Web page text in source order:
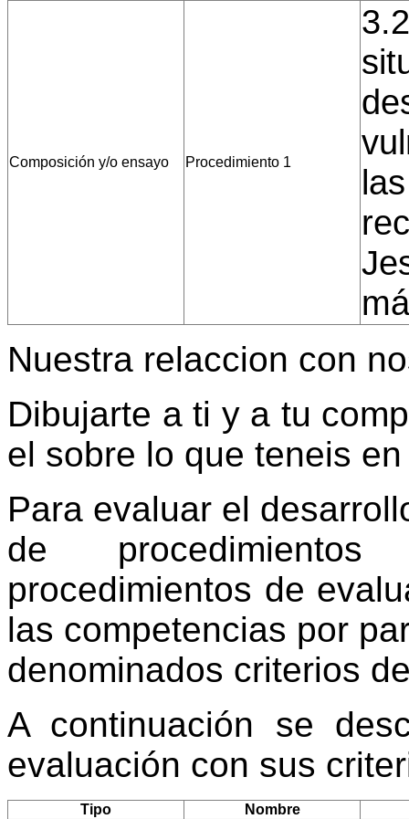
Composición y/o ensayo Procedimiento 1
Nuestra relaccion con
Dibujarte a ti y a tu
el sobre lo que teneis
Para evaluar el
de
procedimientos de
las competencias por
denominados criterios
A continuación se
evaluación con sus
Tipo Nombre